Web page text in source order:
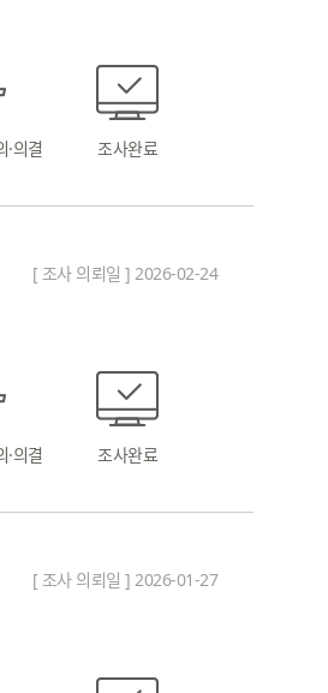
의결 조사완료
[ 조사 의뢰일 ] 2026-02-24
의결 조사완료
[ 조사 의뢰일 ] 2026-01-27